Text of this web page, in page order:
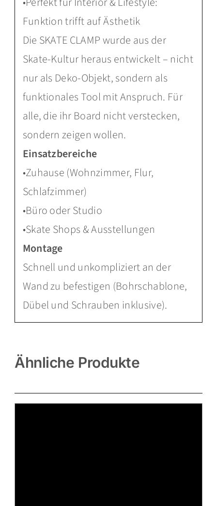
Funktion trifft auf Ästhetik
Die SKATE CLAMP wurde aus der
Skate-Kultur heraus entwickelt – nicht
nur als Deko-Objekt, sondern als
funktionales Tool mit Anspruch. Für
alle, die ihr Board nicht verstecken,
sondern zeigen wollen.
Einsatzbereiche
•Zuhause (Wohnzimmer, Flur,
Schlafzimmer)
•Büro oder Studio
•Skate Shops & Ausstellungen
Montage
Schnell und unkompliziert an der
Wand zu befestigen (Bohrschablone,
Dübel und Schrauben inklusive).
Ähnliche Produkte